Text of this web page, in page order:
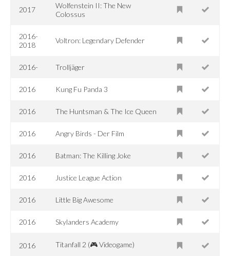
2017
Wolfenstein II: The New
Colossus
2016-
2018
Voltron: Legendary Defender
2016- Trolljäger
2016 Kung Fu Panda 3
2016 The Huntsman & The Ice Queen
2016 Angry Birds - Der Film
2016 Batman: The Killing Joke
2016 Justice League Action
2016 Little Big Awesome
2016 Skylanders Academy
2016 Titanfall 2 (🎮 Videogame)